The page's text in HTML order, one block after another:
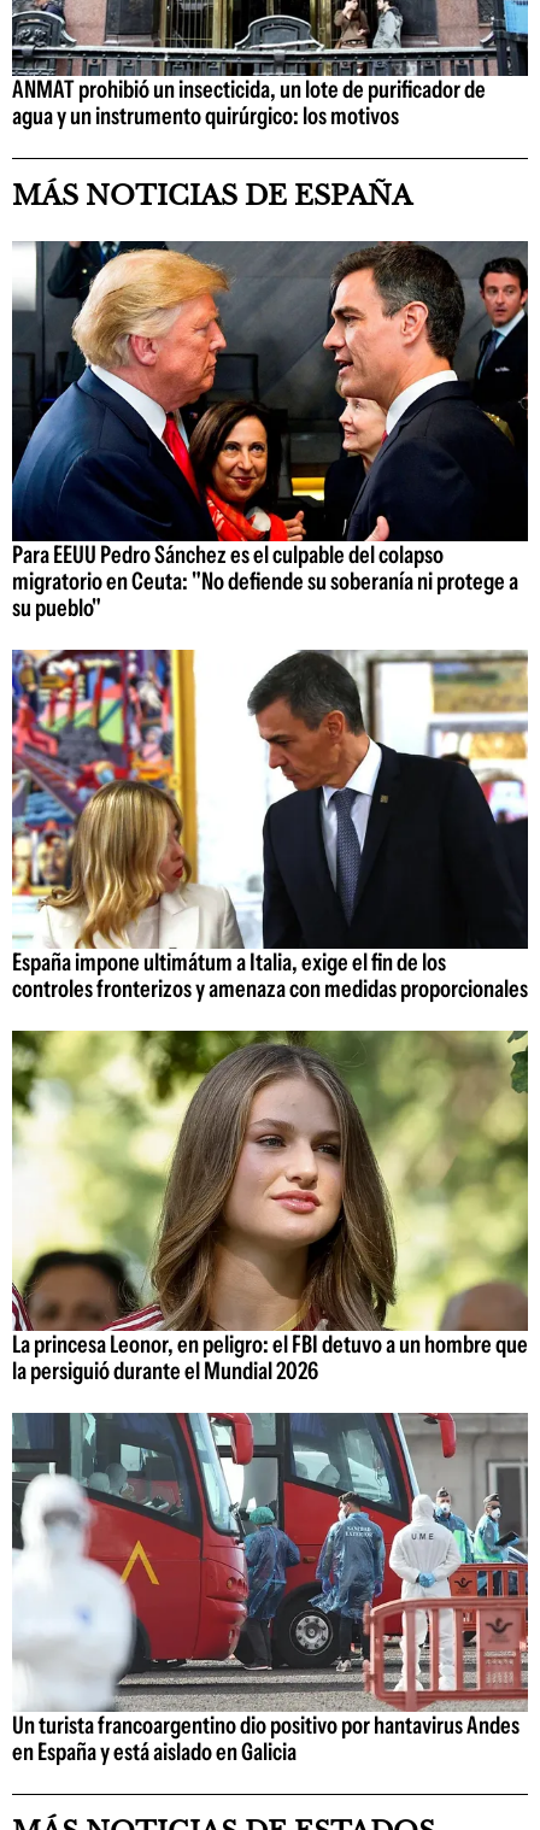
ANMAT prohibió un insecticida, un lote de purificador de
agua y un instrumento quirúrgico: los motivos
MÁS NOTICIAS DE ESPAÑA
Para EEUU Pedro Sánchez es el culpable del colapso
migratorio en Ceuta: "No defiende su soberanía ni protege a
su pueblo"
España impone ultimátum a Italia, exige el fin de los
controles fronterizos y amenaza con medidas proporcionales
La princesa Leonor, en peligro: el FBI detuvo a un hombre que
la persiguió durante el Mundial 2026
Un turista francoargentino dio positivo por hantavirus Andes
en España y está aislado en Galicia